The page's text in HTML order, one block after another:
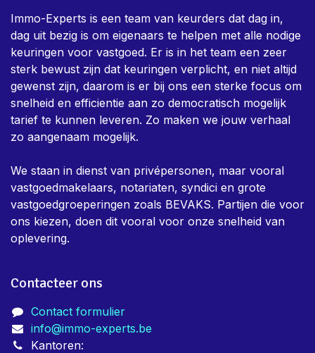
Immo-Experts is een team van keurders dat dag in,
dag uit bezig is om eigenaars te helpen met alle nodige
keuringen voor vastgoed. Er is in het team een zeer
sterk bewust zijn dat keuringen verplicht, en niet altijd
gewenst zijn, daarom is er bij ons een sterke focus om
snelheid en efficientie aan zo democratisch mogelijk
tarief te kunnen leveren. Zo maken we jouw verhaal
zo aangenaam mogelijk.
We staan in dienst van privépersonen, maar vooral
vastgoedmakelaars, notariaten, syndici en grote
vastgoedgroeperingen zoals BEVAKS. Partijen die voor
ons kiezen, doen dit vooral voor onze snelheid van
oplevering.
Contacteer ons
Contact formulier
info@immo-experts.be
Kantoren: